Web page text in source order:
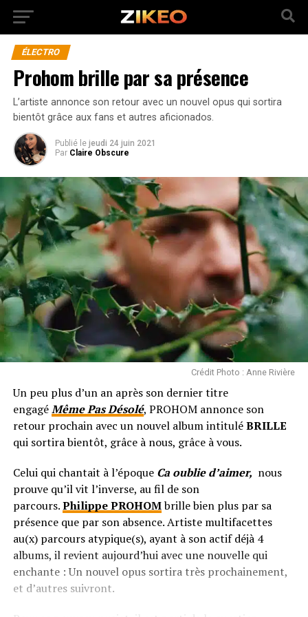
ÉLECTRO
Prohom brille par sa présence
L’artiste annonce son retour avec un nouvel opus qui sortira
bientôt grâce aux fans et autres aficionados.
Publié le jeudi 24 juin 2021
Par Claire Obscure
Crédit Photo : Anne Rivière
Un peu plus d’un an après son dernier titre
engagéMême Pas Désolé, PROHOM annonce son
retour prochain avec un nouvel album intituléBRILLE
qui sortira bientôt, grâce à nous, grâce à vous.
Celui qui chantait à l’époque Ca oublie d’aimer, nous
prouve qu’il vit l’inverse, au fil de son
parcours.Philippe PROHOMbrille bien plus par sa
présence que par son absence. Artiste multifacettes
au(x) parcours atypique(s), ayant à son actif déjà 4
albums, il revient aujourd’hui avec une nouvelle qui
enchante : Un nouvel opus sortira très prochainement,
et d’autres suivront.